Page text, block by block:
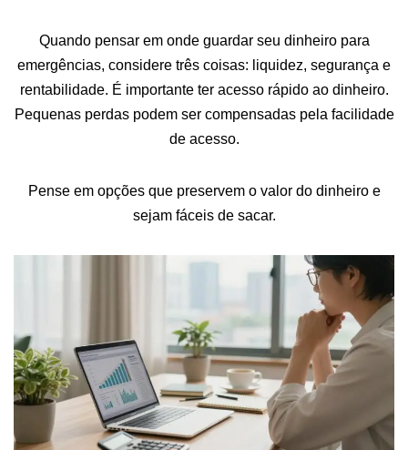
Quando pensar em onde guardar seu dinheiro para
emergências, considere três coisas: liquidez, segurança e
rentabilidade. É importante ter acesso rápido ao dinheiro.
Pequenas perdas podem ser compensadas pela facilidade
de acesso.
Pense em opções que preservem o valor do dinheiro e
sejam fáceis de sacar.